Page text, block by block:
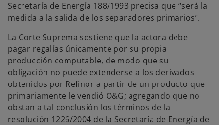
Secretaría de Energía 188/1993 precisa que “será la
medida a la salida de los separadores primarios”.
La Corte Suprema sostiene que la actora debe
pagar regalías únicamente por su propia
producción computable, de modo que su
obligación no puede extenderse a los derivados
obtenidos por Refinor a partir de un producto que
primariamente le vendió O&G; agregando que no
obstan a tal conclusión los términos de la
resolución 1226/2004 de la Secretaría de Energía de